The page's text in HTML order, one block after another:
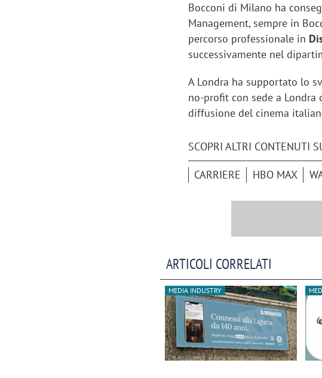
Bocconi di Milano ha
Management, sempre in
percorso professionale in
successivamente nel
A Londra ha supportato lo
no-profit con sede a
diffusione del cinema
SCOPRI ALTRI CONTENUTI
CARRIERE HBO MAX
ARTICOLI CORRELATI
MEDIA INDUSTRY